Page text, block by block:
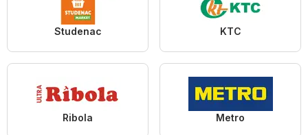
Studenac KTC
Ribola Metro